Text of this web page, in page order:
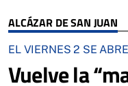
ALCÁZAR DE SAN JUAN
EL VIERNES 2 SE
Vuelve la